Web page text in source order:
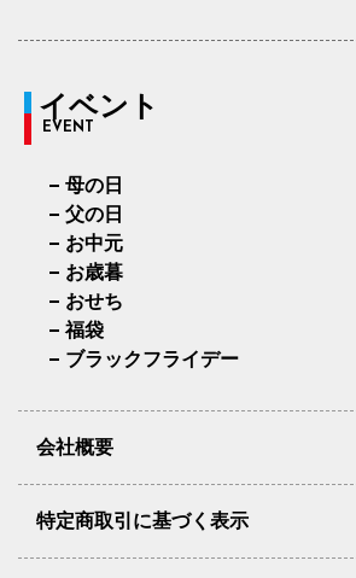
イベント
EVENT
母の日
父の日
お中元
お歳暮
おせち
福袋
ブラックフライデー
会社概要
特定商取引に基づく表示